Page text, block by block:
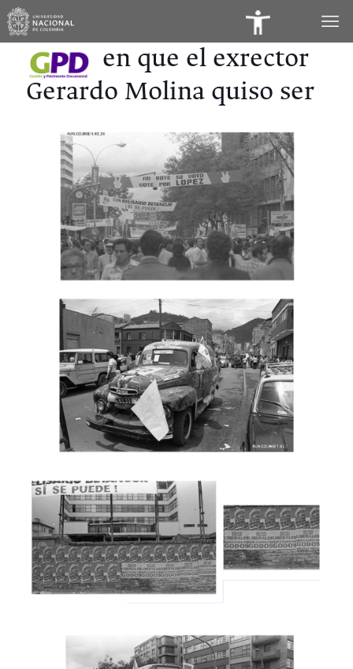
El año en que el exrector
Gerardo Molina quiso ser